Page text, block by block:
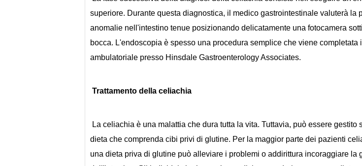
superiore. Durante questa diagnostica, il medico gastrointestinale valuterà la
anomalie nell'intestino tenue posizionando delicatamente una fotocamera
bocca. L'endoscopia è spesso una procedura semplice che viene completata
ambulatoriale presso Hinsdale Gastroenterology Associates.
Trattamento della celiachia
dieta che comprenda cibi privi di glutine. Per la maggior parte dei pazienti
una dieta priva di glutine può alleviare i problemi o addirittura incoraggiare la